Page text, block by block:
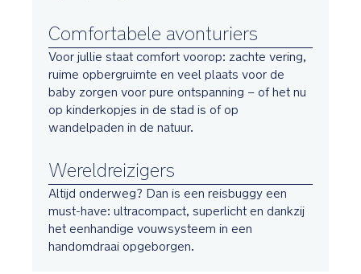
Comfortabele avonturiers
Voor jullie staat comfort voorop: zachte vering,
ruime opbergruimte en veel plaats voor de
baby zorgen voor pure ontspanning – of het nu
op kinderkopjes in de stad is of op
wandelpaden in de natuur.
Wereldreizigers
Altijd onderweg? Dan is een reisbuggy een
must-have: ultracompact, superlicht en dankzij
het eenhandige vouwsysteem in een
handomdraai opgeborgen.